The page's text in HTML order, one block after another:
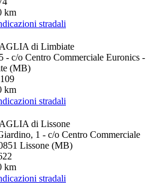
km
stradali
di Limbiate
- c/o Centro Commerciale Euronics -
(MB)
km
stradali
di Lissone
1 - c/o Centro Commerciale
Lissone (MB)
km
stradali